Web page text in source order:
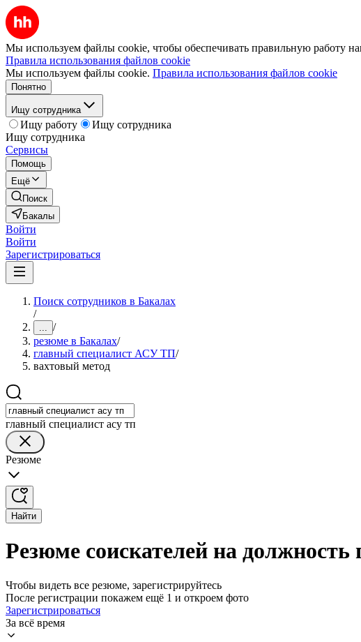
Мы используем файлы cookie, чтобы обеспечивать правильную работу
Правила использования файлов cookie
Мы используем файлы cookie. Правила использования файлов cookie
Понятно
Ищу сотрудника
Ищу работу
Ищу сотрудника
Ищу сотрудника
Сервисы
Помощь
Ещё
Поиск
Бакалы
Войти
Войти
Зарегистрироваться
Поиск сотрудников в Бакалах
/
... /
резюме в Бакалах/
главный специалист АСУ ТП/
вахтовый метод
главный специалист асу тп
Резюме
Найти
Резюме соискателей на
Чтобы видеть все резюме, зарегистрируйтесь
После регистрации покажем ещё 1 и откроем фото
Зарегистрироваться
За всё время